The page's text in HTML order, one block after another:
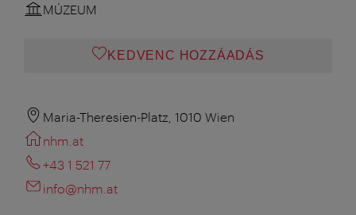
MÚZEUM
KEDVENC HOZZÁADÁS
Maria-Theresien-Platz, 1010 Wien
nhm.at
+43 1 521 77
info@nhm.at